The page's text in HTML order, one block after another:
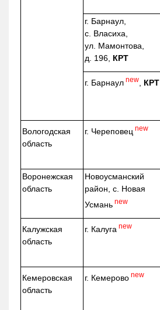
г. Барнаул,
с. Власиха,
ул. Мамонтова,
д. 196, КРТ
г. Барнаул new КРТ
Вологодская
область
г. Череповец new
Воронежская
область
Новоусманский
район, с. Новая
Усмань new
Калужская
область
г. Калуга new
Кемеровская
область
г. Кемерово new